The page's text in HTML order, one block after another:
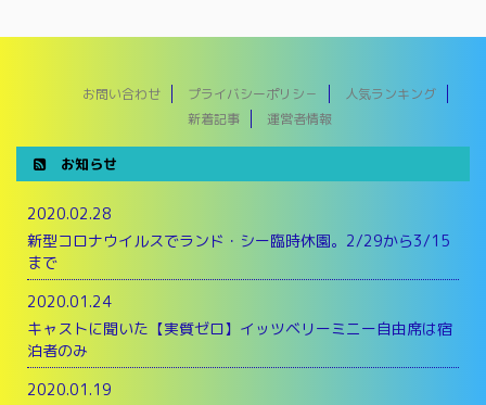
お問い合わせ プライバシーポリシ－
人気ランキング
新着記事
運営者情報
お知らせ
2020.02.28
新型コロナウイルスでランド・シー臨時休園。2/29から3/15
まで
2020.01.24
キャストに聞いた【実質ゼロ】イッツベリーミニー自由席は宿
泊者のみ
2020.01.19